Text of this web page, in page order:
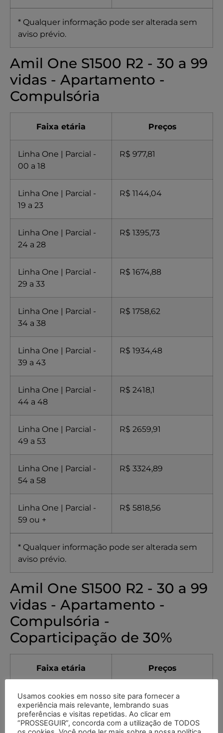
* Qualquer informação pode ser alterada sem
aviso prévio.
Amil One S1500 R2 - 30 a 99
vidas - Apartamento -
Compulsória
Faixa etária Preços
Linha One | Parcial -
00 a 18
R$ 977,81
Linha One | Parcial -
19 a 23
R$ 1144,04
Linha One | Parcial -
24 a 28
R$ 1395,73
Linha One | Parcial -
29 a 33
R$ 1674,88
Linha One | Parcial -
34 a 38
R$ 1758,62
Linha One | Parcial -
39 a 43
R$ 1934,48
Linha One | Parcial -
44 a 48
R$ 2418,1
Linha One | Parcial -
49 a 53
R$ 2659,91
Linha One | Parcial -
54 a 58
R$ 3324,89
Linha One | Parcial -
59 ou +
R$ 5818,56
* Qualquer informação pode ser alterada sem
aviso prévio.
Amil One S1500 R2 - 30 a 99
vidas - Apartamento -
Compulsória -
Coparticipação de 30%
Faixa etária Preços
Linha One |
Completa - 00 a 18
R$ 733,37
Usamos cookies em nosso site para fornecer a
experiência mais relevante, lembrando suas
preferências e visitas repetidas. Ao clicar em
“PROSSEGUIR”, concorda com a utilização de TODOS